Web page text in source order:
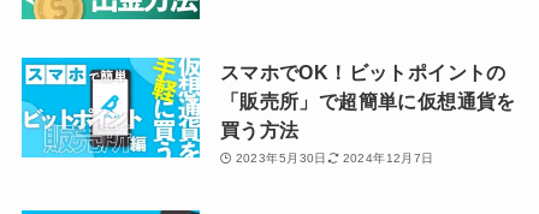
スマホでOK！ビットポイントの
「販売所」で超簡単に仮想通貨を
買う方法
2023年5月30日 2024年12月7日